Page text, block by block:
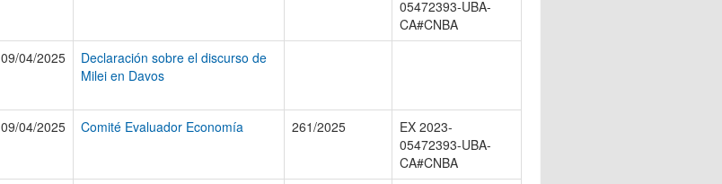
05472393-UBA-
CA#CNBA
09/04/2025
Declaración sobre el discurso de
Milei en Davos
09/04/2025 Comité Evaluador Economía 261/2025
EX 2023-
05472393-UBA-
CA#CNBA